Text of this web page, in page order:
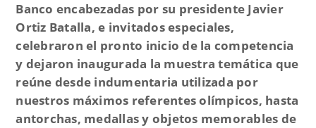
Banco encabezadas por su presidente Javier
Ortiz Batalla, e invitados especiales,
celebraron el pronto inicio de la competencia
y dejaron inaugurada la muestra temática que
reúne desde indumentaria utilizada por
nuestros máximos referentes olímpicos, hasta
antorchas, medallas y objetos memorables de